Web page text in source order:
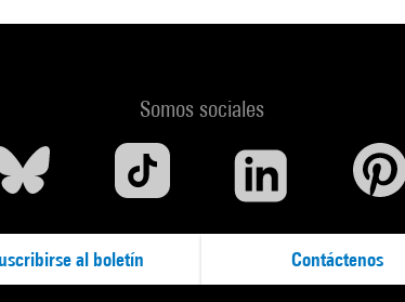
Somos sociales
al boletín Contáctenos